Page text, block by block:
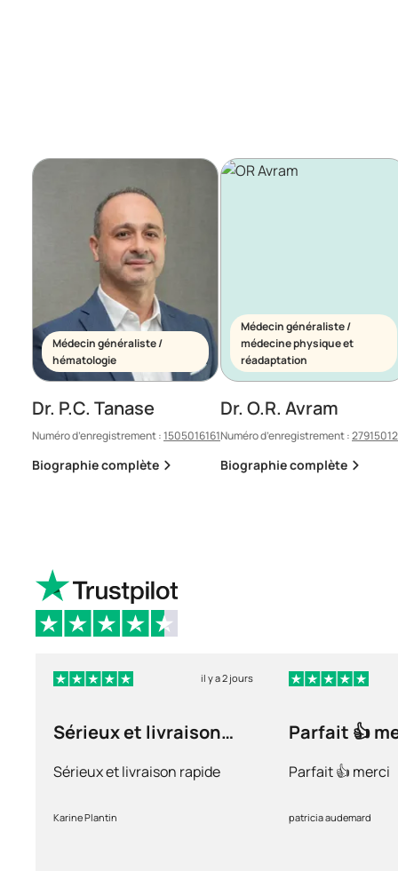
Médecin généraliste /
hématologie
Dr. P.C. Tanase
Numéro d’enregistrement :1505016161
Biographie complète
Médecin généraliste /
médecine physique et
réadaptation
Dr. O.R. Avram
Numéro d’enregistrement :
Biographie complète
il y a 2 jours
Sérieux et livraison
Sérieux et livraison rapide
Karine Plantin
Parfait 👍
Parfait 👍 merci
patricia audemard